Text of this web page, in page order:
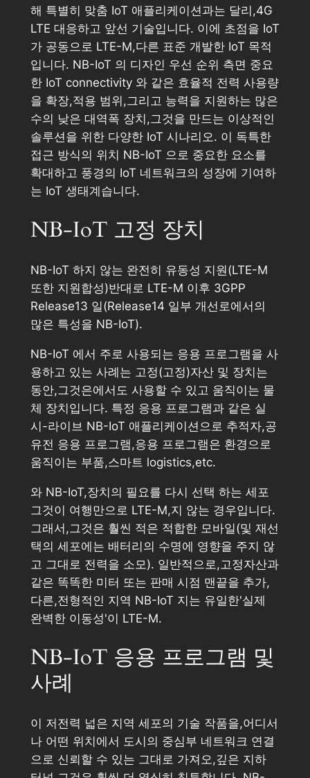
해 특별히 맞춤 IoT 애플리케이션과는 달리,4G
LTE 대응하고 앞선 기술입니다. 이에 초점을 IoT
가 공동으로 LTE-M,다른 표준 개발한 IoT 목적
입니다. NB-IoT 의 디자인 우선 순위 측면 중요
한 IoT connectivity 와 같은 효율적 전력 사용량
을 확장,적용 범위,그리고 능력을 지원하는 많은
수의 낮은 대역폭 장치,그것을 만드는 이상적인
솔루션을 위한 다양한 IoT 시나리오. 이 독특한
접근 방식의 위치 NB-IoT 으로 중요한 요소를
확대하고 풍경의 IoT 네트워크의 성장에 기여하
는 IoT 생태계습니다.
NB-IoT 고정 장치
NB-IoT 하지 않는 완전히 유동성 지원(LTE-M
또한 지원합성)반대로 LTE-M 이후 3GPP
Release13 일(Release14 일부 개선로에서의
많은 특성을 NB-IoT).
NB-IoT 에서 주로 사용되는 응용 프로그램을 사
용하고 있는 사례는 고정(고정)자산 및 장치는
동안,그것은에서도 사용할 수 있고 움직이는 물
체 장치입니다. 특정 응용 프로그램과 같은 실
시-라이브 NB-IoT 애플리케이션으로 추적자,공
유전 응용 프로그램,응용 프로그램은 환경으로
움직이는 부품,스마트 logistics,etc.
와 NB-IoT,장치의 필요를 다시 선택 하는 세포
그것이 여행만으로 LTE-M,지 않는 경우입니다.
그래서,그것은 훨씬 적은 적합한 모바일(및 재선
택의 세포에는 배터리의 수명에 영향을 주지 않
고 그대로 전력을 소모). 일반적으로,고정자산과
같은 똑똑한 미터 또는 판매 시점 맨끝을 추가,
다른,전형적인 지역 NB-IoT 지는 유일한'실제
완벽한 이동성'이 LTE-M.
NB-IoT 응용 프로그램 및
사례
이 저전력 넓은 지역 세포의 기술 작품을,어디서
나 어떤 위치에서 도시의 중심부 네트워크 연결
으로 신뢰할 수 있는 그대로 가져오,깊은 지하